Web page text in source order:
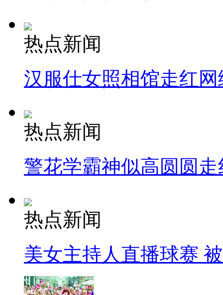
热点新闻
汉服仕女照相馆走红网
热点新闻
警花学霸神似高圆圆走
热点新闻
美女主持人直播球赛